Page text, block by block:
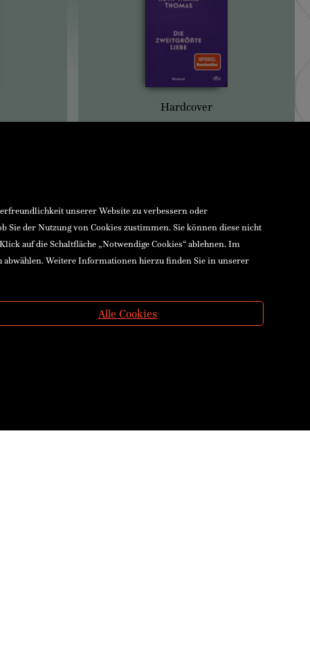
Hardcover
unserer Website zu verbessern oder
Sie der Nutzung von Cookies zustimmen. Sie können diese nicht
auf die Schaltfläche „Notwendige Cookies“ ablehnen. Im
abwählen. Weitere Informationen hierzu finden Sie in unserer
Alle Cookies